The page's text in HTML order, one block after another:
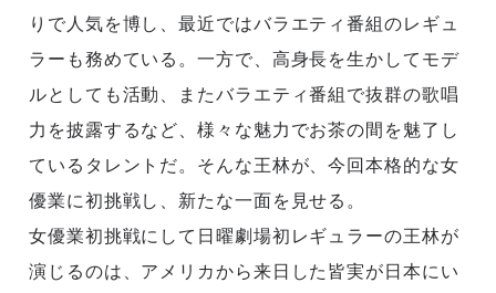
りで人気を博し、最近ではバラエティ番組のレギュ
ラーも務めている。一方で、高身長を生かしてモデ
ルとしても活動、またバラエティ番組で抜群の歌唱
力を披露するなど、様々な魅力でお茶の間を魅了し
ているタレントだ。そんな王林が、今回本格的な女
優業に初挑戦し、新たな一面を見せる。
女優業初挑戦にして日曜劇場初レギュラーの王林が
演じるのは、アメリカから来日した皆実が日本にい